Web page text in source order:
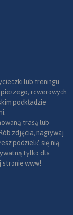
lub treningu.
rowerowych
podkładzie
trasą lub
zdjęcia, nagrywaj
podzielić się nią
tylko dla
stronie www!